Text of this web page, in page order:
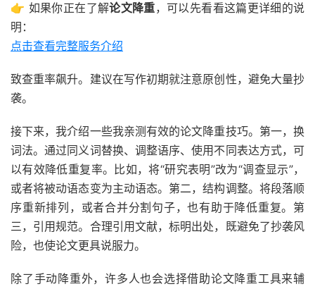
👉 如果你正在了解论文降重，可以先看看这篇更详细的说
明：
点击查看完整服务介绍
致查重率飙升。建议在写作初期就注意原创性，避免大量抄
袭。
接下来，我介绍一些我亲测有效的论文降重技巧。第一，换
词法。通过同义词替换、调整语序、使用不同表达方式，可
以有效降低重复率。比如，将“研究表明”改为“调查显示”，
或者将被动语态变为主动语态。第二，结构调整。将段落顺
序重新排列，或者合并分割句子，也有助于降低重复。第
三，引用规范。合理引用文献，标明出处，既避免了抄袭风
险，也使论文更具说服力。
除了手动降重外，许多人也会选择借助论文降重工具来辅